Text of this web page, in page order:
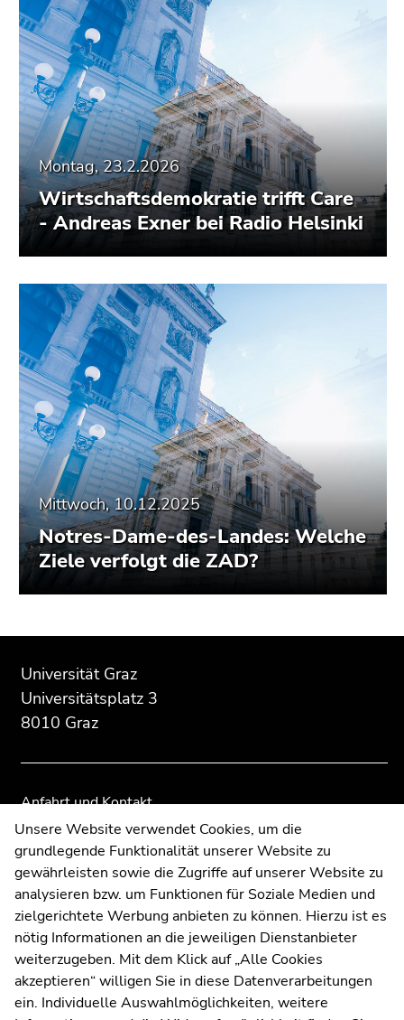
Montag, 23.2.2026
Wirtschaftsdemokratie trifft Care
- Andreas Exner bei Radio Helsinki
Mittwoch, 10.12.2025
Notres-Dame-des-Landes: Welche
Ziele verfolgt die ZAD?
des
Seitenbereichs:
Zusatzinformationen:
Universität Graz
Universitätsplatz 3
8010 Graz
Anfahrt und Kontakt
Kommunikation und Öffentlichkeitsarbeit
Moodle
UNIGRAZonline
Impressum
Datenschutzerklärung
Cookie-Einstellungen
Barrierefreiheitserklärung
dieses
Seitenbereichs.
Übersicht
dieses
Seitenbereichs.
Übersicht
Unsere Website verwendet Cookies, um die
grundlegende Funktionalität unserer Website zu
gewährleisten sowie die Zugriffe auf unserer Website zu
analysieren bzw. um Funktionen für Soziale Medien und
zielgerichtete Werbung anbieten zu können. Hierzu ist es
nötig Informationen an die jeweiligen Dienstanbieter
weiterzugeben. Mit dem Klick auf „Alle Cookies
akzeptieren“ willigen Sie in diese Datenverarbeitungen
ein. Individuelle Auswahlmöglichkeiten, weitere